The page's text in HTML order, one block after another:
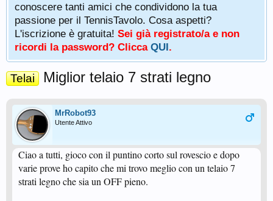
conoscere tanti amici che condividono la tua
passione per il TennisTavolo. Cosa aspetti?
L'iscrizione è gratuita! Sei già registrato/a e non
ricordi la password? Clicca QUI.
Telai Miglior telaio 7 strati legno
MrRobot93
Utente Attivo
Ciao a tutti, gioco con il puntino corto sul rovescio e dopo
varie prove ho capito che mi trovo meglio con un telaio 7
strati legno che sia un OFF pieno.